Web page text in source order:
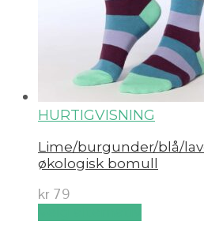
HURTIGVISNING
Lime/burgunder/blå/
økologisk bomull
kr 79